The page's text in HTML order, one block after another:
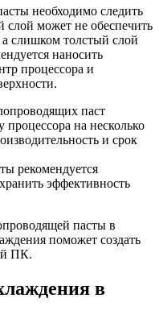
необходимо следить
может не обеспечить
а слишком толстый слой
наносить
процессора и
паст
на несколько
и срок
рекомендуется
эффективность
пасты в
поможет создать
ПК.
в